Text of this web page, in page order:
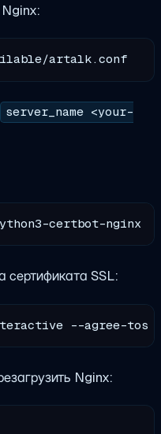
server_name <your-
сертификата SSL:
Nginx: